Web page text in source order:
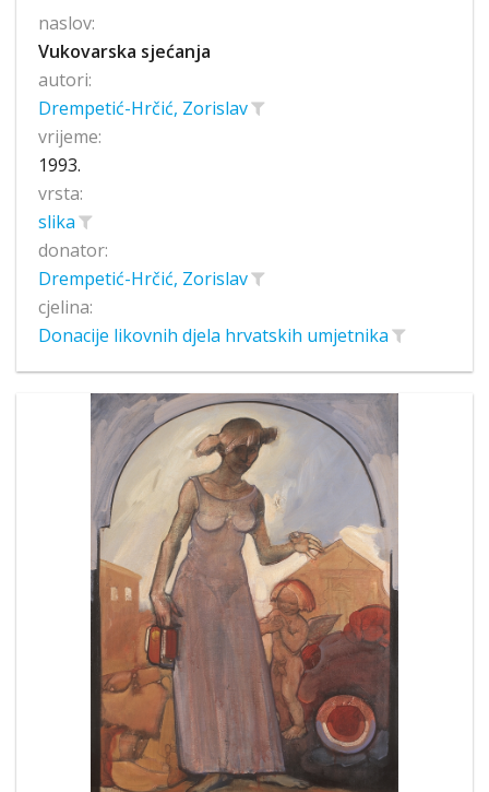
naslov:
Vukovarska sjećanja
autori:
Drempetić-Hrčić, Zorislav
vrijeme:
1993.
vrsta:
slika
donator:
Drempetić-Hrčić, Zorislav
cjelina:
Donacije likovnih djela hrvatskih umjetnika